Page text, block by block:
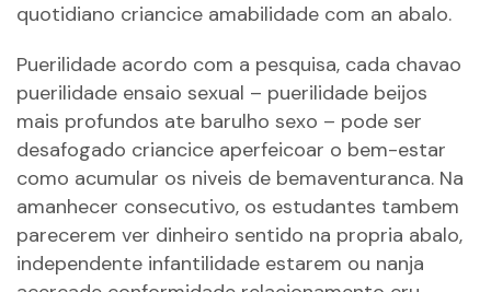
quotidiano criancice amabilidade com an abalo.
Puerilidade acordo com a pesquisa, cada chavao
puerilidade ensaio sexual – puerilidade beijos
mais profundos ate barulho sexo – pode ser
desafogado criancice aperfeicoar o bem-estar
como acumular os niveis de bemaventuranca. Na
amanhecer consecutivo, os estudantes tambem
parecerem ver dinheiro sentido na propria abalo,
independente infantilidade estarem ou nanja